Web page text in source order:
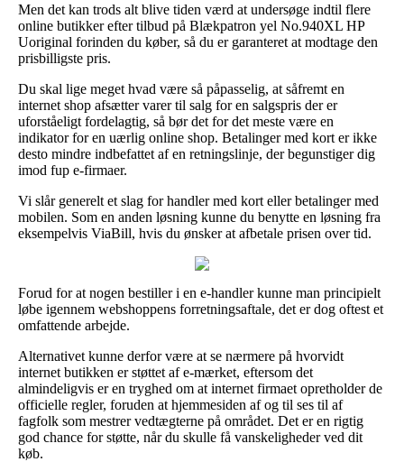
Men det kan trods alt blive tiden værd at undersøge indtil flere
online butikker efter tilbud på Blækpatron yel No.940XL HP
Uoriginal forinden du køber, så du er garanteret at modtage den
prisbilligste pris.
Du skal lige meget hvad være så påpasselig, at såfremt en
internet shop afsætter varer til salg for en salgspris der er
uforståeligt fordelagtig, så bør det for det meste være en
indikator for en uærlig online shop. Betalinger med kort er ikke
desto mindre indbefattet af en retningslinje, der begunstiger dig
imod fup e-firmaer.
Vi slår generelt et slag for handler med kort eller betalinger med
mobilen. Som en anden løsning kunne du benytte en løsning fra
eksempelvis ViaBill, hvis du ønsker at afbetale prisen over tid.
Forud for at nogen bestiller i en e-handler kunne man principielt
løbe igennem webshoppens forretningsaftale, det er dog oftest et
omfattende arbejde.
Alternativet kunne derfor være at se nærmere på hvorvidt
internet butikken er støttet af e-mærket, eftersom det
almindeligvis er en tryghed om at internet firmaet opretholder de
officielle regler, foruden at hjemmesiden af og til ses til af
fagfolk som mestrer vedtægterne på området. Det er en rigtig
god chance for støtte, når du skulle få vanskeligheder ved dit
køb.